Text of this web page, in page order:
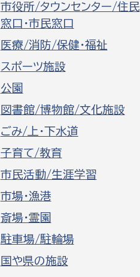
市役所/タウンセンター/住民
窓口・市民窓口
医療/消防/保健・福祉
スポーツ施設
公園
図書館/博物館/文化施設
ごみ/上・下水道
子育て/教育
市民活動/生涯学習
市場・漁港
斎場・霊園
駐車場/駐輪場
国や県の施設